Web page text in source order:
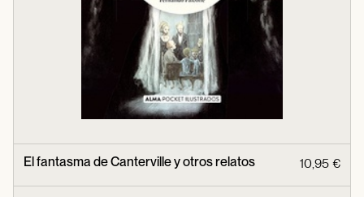
El fantasma de Canterville y otros relatos 10,95 €